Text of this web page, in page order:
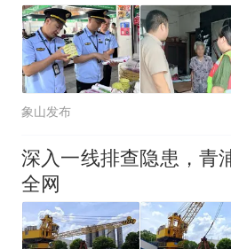
象山发布
深入一线排查隐患，青
全网